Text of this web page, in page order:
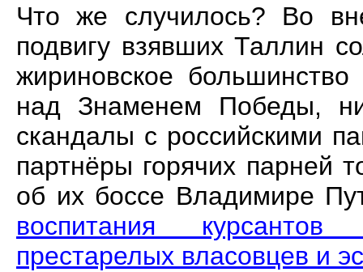
Что же случилось? Во
подвигу взявших Таллин
жириновское
над Знаменем Победы,
скандалы с российскими
партнёры горячих парней
об их боссе Владимире
воспитания
престарелых власовцев и